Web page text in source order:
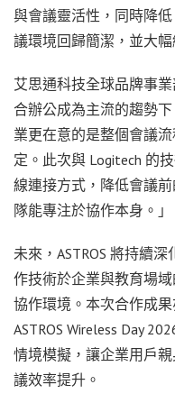
與會議靈活性，同時降
議環境回歸簡潔，並大
艾思通科技全球品牌事
合辦公成為主流的趨勢
業更在意的是整個會議
定。此次與 Logitech 的
線連接方式，降低會議
隊能專注於協作本身。」
未來，ASTROS 將持續
作技術於企業與教育場
協作環境。本次合作成
ASTROS Wireless Day
情境模擬，讓企業用戶
議效率提升。